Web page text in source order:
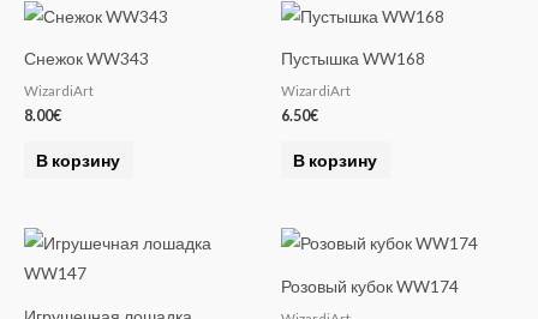
Снежок WW343
WizardiArt
8.00€
В корзину
Пустышка WW168
WizardiArt
6.50€
В корзину
Розовый кубок WW174